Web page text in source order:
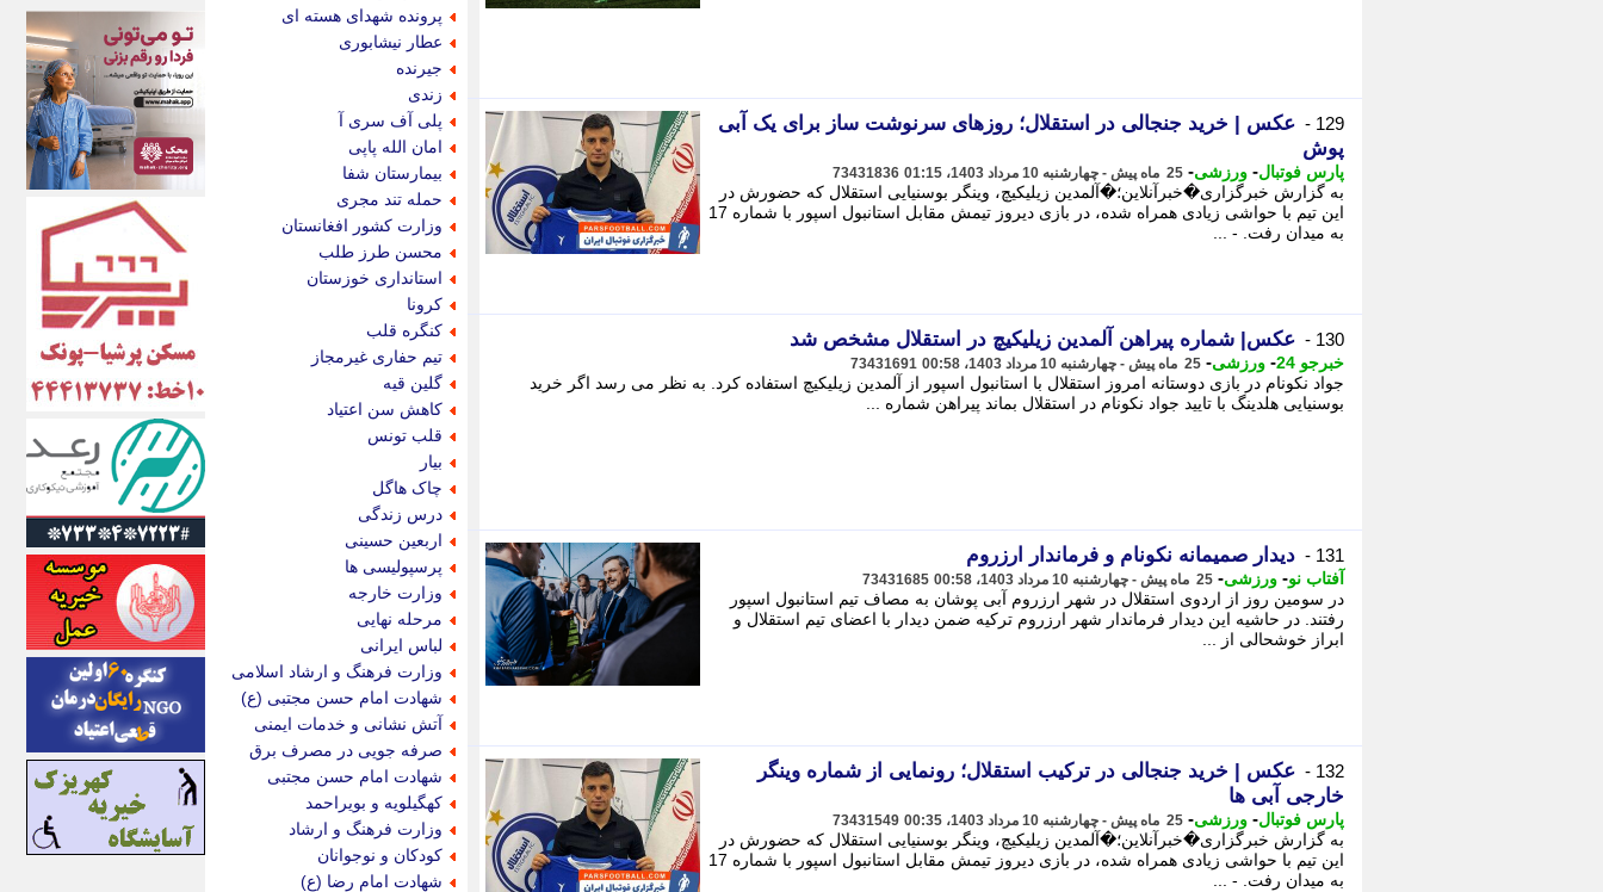
129 -
عکس | خرید جنجالی در استقلال؛ روزهای سرنوشت ساز برای یک آبی
پوش
پارس فوتبال- ورزشی- 25 ماه پیش - چهارشنبه 10 مرداد 1403، 01:15 73431836
به گزارش خبرگزاری�خبرآنلاین؛�آلمدین زیلیکیچ، وینگر بوسنیایی استقلال که حضورش در
این تیم با حواشی زیادی همراه شده، در بازی دیروز تیمش مقابل استانبول اسپور با شماره 17
به میدان رفت. - ...
130 - عکس| شماره پیراهن آلمدین زیلیکیچ در استقلال مشخص شد
خبرجو 24 - ورزشی- 25 ماه پیش - چهارشنبه 10 مرداد 1403، 00:58 73431691
جواد نکونام در بازی دوستانه امروز استقلال با استانبول اسپور از آلمدین زیلیکیچ استفاده کرد. به نظر می رسد اگر خرید
بوسنیایی هلدینگ با تایید جواد نکونام در استقلال بماند پیراهن شماره ...
131 - دیدار صمیمانه نکونام و فرماندار ارزروم
آفتاب نو- ورزشی- 25 ماه پیش - چهارشنبه 10 مرداد 1403، 00:58 73431685
در سومین روز از اردوی استقلال در شهر ارزروم آبی پوشان به مصاف تیم استانبول اسپور
رفتند. در حاشیه این دیدار فرماندار شهر ارزروم ترکیه ضمن دیدار با اعضای تیم استقلال و
ابراز خوشحالی از ...
132 -
عکس | خرید جنجالی در ترکیب استقلال؛ رونمایی از شماره وینگر
خارجی آبی ها
پارس فوتبال- ورزشی- 25 ماه پیش - چهارشنبه 10 مرداد 1403، 00:35 73431549
به گزارش خبرگزاری�خبرآنلاین؛�آلمدین زیلیکیچ، وینگر بوسنیایی استقلال که حضورش در
این تیم با حواشی زیادی همراه شده، در بازی دیروز تیمش مقابل استانبول اسپور با شماره 17
به میدان رفت. - ...
پرونده شهدای هسته ای
عطار نیشابوری
جیرنده
زندی
پلی آف سری آ
امان الله پاپی
بیمارستان شفا
حمله تند مجری
وزارت کشور افغانستان
محسن طرز طلب
استانداری خوزستان
کرونا
کنگره قلب
تیم حفاری غیرمجاز
گلین قیه
کاهش سن اعتیاد
قلب تونس
بیار
چاک هاگل
درس زندگی
اربعین حسینی
پرسپولیسی ها
وزارت خارجه
مرحله نهایی
لباس ایرانی
وزارت فرهنگ و ارشاد اسلامی
شهادت امام حسن مجتبی (ع)
آتش نشانی و خدمات ایمنی
صرفه جویی در مصرف برق
شهادت امام حسن مجتبی
کهگیلویه و بویراحمد
وزارت فرهنگ و ارشاد
کودکان و نوجوانان
شهادت امام رضا (ع)
اکوفارس
اکونگار
اکونیوز
الف
انتشار آنلاین
اندیشه قرن
اندیشه معاصر
اندیشه ها
انرژی پرس
ای استخدام
ایتنا
ایراف
ایران آرت
ایران آنلاین
ایران زندگی
ایران فوری
ایرانی روز
ایرانیتال
ایرنا
ایسکانیوز
ایسنا
ایکنا
ایلنا
اینتیتر
ایونا نیوز
بازتاب آنلاین
باشگاه خبرنگاران
باغستان نیوز
بامبوک
ببین و بخون
بدینسان
بنکر